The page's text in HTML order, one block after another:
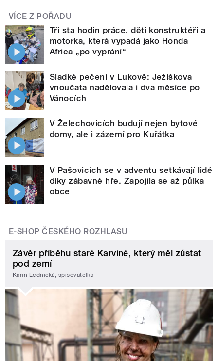
VÍCE Z POŘADU
Tři sta hodin práce, děti konstruktéři a
motorka, která vypadá jako Honda
Africa „po vyprání“
Sladké pečení v Lukově: Ježíškova
vnoučata nadělovala i dva měsíce po
Vánocích
V Želechovicích budují nejen bytové
domy, ale i zázemí pro Kuřátka
V Pašovicích se v adventu setkávají lidé
díky zábavné hře. Zapojila se až půlka
obce
E-SHOP ČESKÉHO ROZHLASU
Závěr příběhu staré Karviné, který měl zůstat
pod zemí
Karin Lednická, spisovatelka